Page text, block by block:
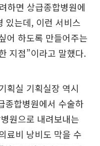
하면 상급종합병원에
있는데, 이런 서비스
어 하도록 만들어주는
지점”이라고 말했다.
획실 기획실장 역시
종합병원에서 수술하
원으로 내려보내는
료비 낭비도 막을 수